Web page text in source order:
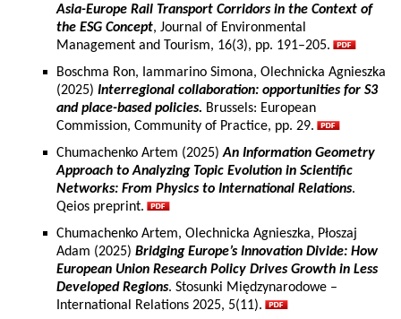
Asia-Europe Rail Transport Corridors in the Context of
the ESG Concept, Journal of Environmental
Management and Tourism, 16(3), pp. 191–205.
Boschma Ron, Iammarino Simona, Olechnicka Agnieszka
(2025) Interregional collaboration: opportunities for S3
and place-based policies. Brussels: European
Commission, Community of Practice, pp. 29.
Chumachenko Artem (2025)An Information Geometry
Approach to Analyzing Topic Evolution in Scientific
Networks: From Physics to International Relations.
Qeios preprint.
Chumachenko Artem, Olechnicka Agnieszka, Płoszaj
Adam (2025) Bridging Europe’s Innovation Divide: How
European Union Research Policy Drives Growth in Less
Developed Regions. Stosunki Międzynarodowe –
International Relations 2025, 5(11).